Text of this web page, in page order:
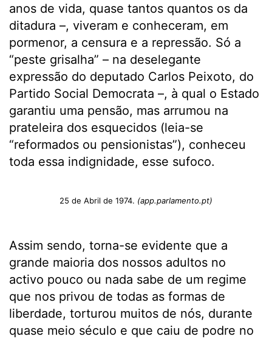
anos de vida, quase tantos quantos os da
ditadura –, viveram e conheceram, em
pormenor, a censura e a repressão. Só a
“peste grisalha” – na deselegante
expressão do deputado Carlos Peixoto, do
Partido Social Democrata –, à qual o Estado
garantiu uma pensão, mas arrumou na
prateleira dos esquecidos (leia-se
“reformados ou pensionistas”), conheceu
toda essa indignidade, esse sufoco.
25 de Abril de 1974. (app.parlamento.pt)
Assim sendo, torna-se evidente que a
grande maioria dos nossos adultos no
activo pouco ou nada sabe de um regime
que nos privou de todas as formas de
liberdade, torturou muitos de nós, durante
quase meio século e que caiu de podre no